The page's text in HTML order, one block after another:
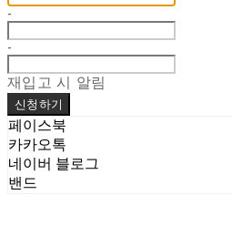
-
-
재입고 시 알림
신청하기
페이스북
카카오톡
네이버 블로그
밴드